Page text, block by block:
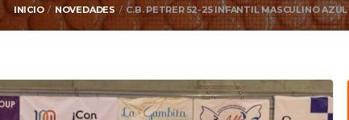
INICIO NOVEDADES C.B. PETRER 52-25 INFANTIL MASCULINO AZUL